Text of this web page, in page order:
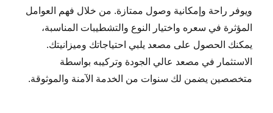
ويوفر راحة وإمكانية وصول ممتازة. من خلال فهم العوامل
المؤثرة في سعره واختيار النوع والتشطيبات المناسبة،
يمكنك الحصول على مصعد يلبي احتياجاتك وميزانيتك.
الاستثمار في مصعد عالي الجودة وتركيبه بواسطة
متخصصين يضمن لك سنوات من الخدمة الآمنة والموثوقة.